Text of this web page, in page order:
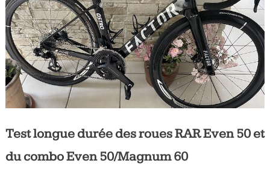
Tous
les
jours,
votre
actualité
vélo
et
triathlon
Test longue durée des roues RAR Even 50 et
du combo Even 50/Magnum 60